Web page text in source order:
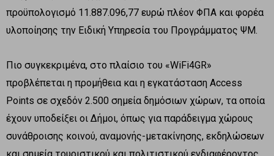
προϋπολογισμό 11.887.096,77 ευρώ πλέον ΦΠΑ και φορέα
υλοποίησης την Ειδική Υπηρεσία του Προγράμματος ΨΜ.
Πιο συγκεκριμένα, στο πλαίσιο του «WiFi4GR»
προβλέπεται η προμήθεια και η εγκατάσταση Access
Points σε σχεδόν 2.500 σημεία δημόσιων χώρων, τα οποία
έχουν υποδείξει οι Δήμοι, όπως για παράδειγμα χώρους
συνάθροισης κοινού, αναμονής-μετακίνησης, εκδηλώσεων